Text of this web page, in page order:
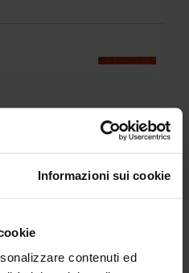
Informazioni sui cookie
contenuti ed